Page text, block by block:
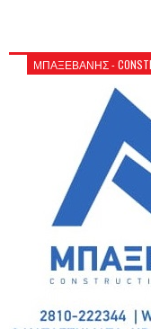
ΜΠΑΞΕΒΑΝΗΣ -